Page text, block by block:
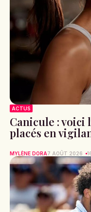
ACTUS
Canicule : voici
placés en
MYLÈNE DORA7 AOÛT 2026